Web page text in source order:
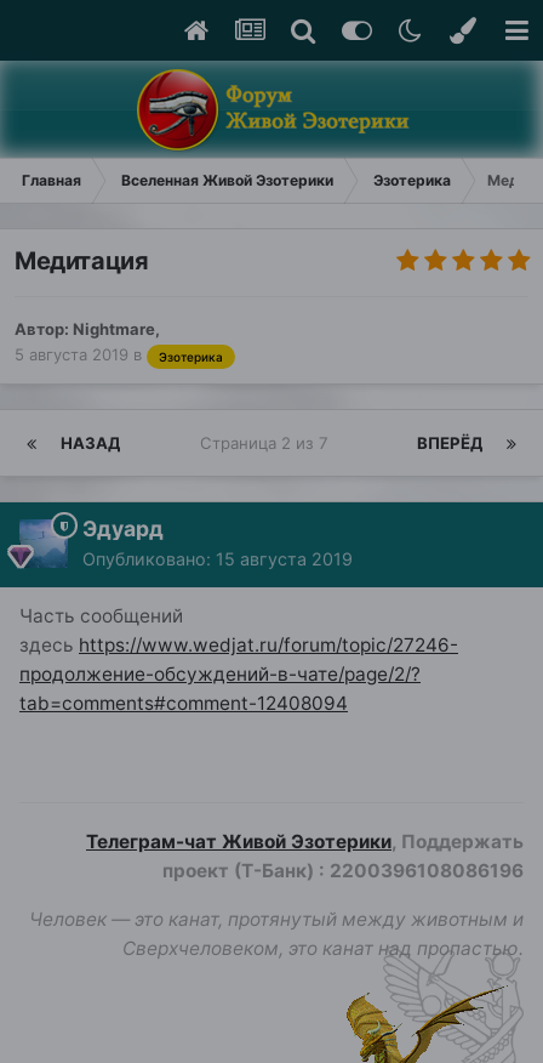
Главная Вселенная Живой Эзотерики Эзотерика
Медитация
Автор: Nightmare,
5 августа 2019 в Эзотерика
НАЗАД ВПЕРЁД
Страница 2 из 7
Эдуард
Опубликовано: 15 августа 2019
Часть сообщений
здесь https://www.wedjat.ru/forum/topic/27246-
продолжение-обсуждений-в-чате/page/2/?
tab=comments#comment-12408094
Телеграм-чат Живой Эзотерики, Поддержать
проект (Т-Банк) : 2200396108086196
Человек — это канат, протянутый между животным и
Сверхчеловеком, это канат над пропастью.